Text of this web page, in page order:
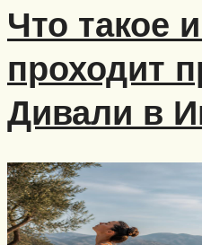
Что такое
проходит
Дивали в